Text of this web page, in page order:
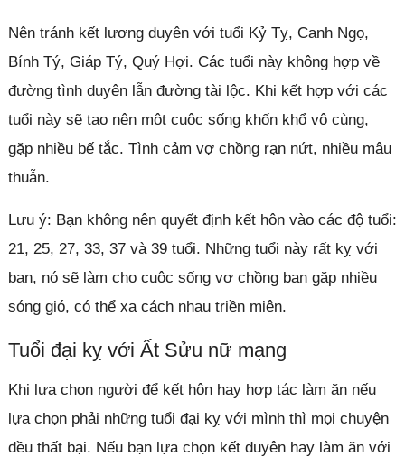
Nên tránh kết lương duyên với tuổi Kỷ Tỵ, Canh Ngọ,
Bính Tý, Giáp Tý, Quý Hợi. Các tuổi này không hợp về
đường tình duyên lẫn đường tài lộc. Khi kết hợp với các
tuổi này sẽ tạo nên một cuộc sống khốn khổ vô cùng,
gặp nhiều bế tắc. Tình cảm vợ chồng rạn nứt, nhiều mâu
thuẫn.
Lưu ý: Bạn không nên quyết định kết hôn vào các độ tuổi:
21, 25, 27, 33, 37 và 39 tuổi. Những tuổi này rất kỵ với
bạn, nó sẽ làm cho cuộc sống vợ chồng bạn gặp nhiều
sóng gió, có thể xa cách nhau triền miên.
Tuổi đại kỵ với Ất Sửu nữ mạng
Khi lựa chọn người để kết hôn hay hợp tác làm ăn nếu
lựa chọn phải những tuổi đại kỵ với mình thì mọi chuyện
đều thất bại. Nếu bạn lựa chọn kết duyên hay làm ăn với